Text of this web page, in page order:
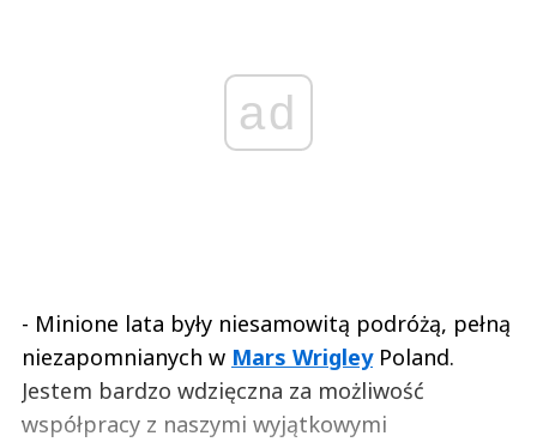
ad
- Minione lata były niesamowitą podróżą, pełną
niezapomnianych w Mars WrigleyPoland.
Jestem bardzo wdzięczna za możliwość
współpracy z naszymi wyjątkowymi